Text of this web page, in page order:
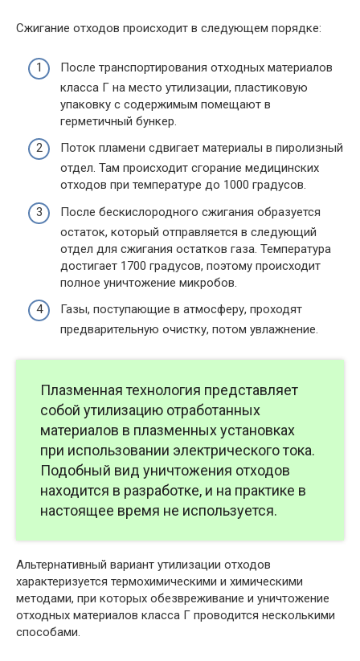
Сжигание отходов происходит в следующем порядке:
После транспортирования отходных материалов
класса Г на место утилизации, пластиковую
упаковку с содержимым помещают в
герметичный бункер.
Поток пламени сдвигает материалы в пиролизный
отдел. Там происходит сгорание медицинских
отходов при температуре до 1000 градусов.
После бескислородного сжигания образуется
остаток, который отправляется в следующий
отдел для сжигания остатков газа. Температура
достигает 1700 градусов, поэтому происходит
полное уничтожение микробов.
Газы, поступающие в атмосферу, проходят
предварительную очистку, потом увлажнение.
Плазменная технология представляет
собой утилизацию отработанных
материалов в плазменных установках
при использовании электрического тока.
Подобный вид уничтожения отходов
находится в разработке, и на практике в
настоящее время не используется.
Альтернативный вариант утилизации отходов
характеризуется термохимическими и химическими
методами, при которых обезвреживание и уничтожение
отходных материалов класса Г проводится несколькими
способами.